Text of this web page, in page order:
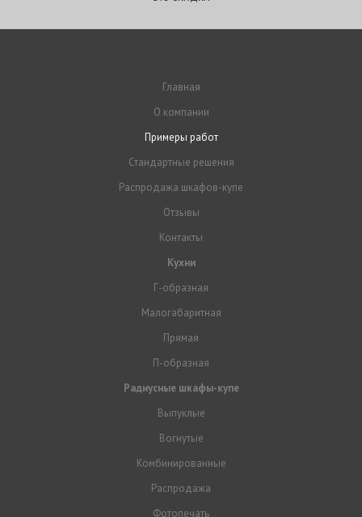
Главная
О компании
Примеры работ
Стандартные решения
Распродажа шкафов-купе
Отзывы
Контакты
Кухни
Г-образная
Малогабаритная
Прямая
П-образная
Радиусные шкафы-купе
Выпуклые
Вогнутые
Комбинированные
Распродажа
Фотопечать